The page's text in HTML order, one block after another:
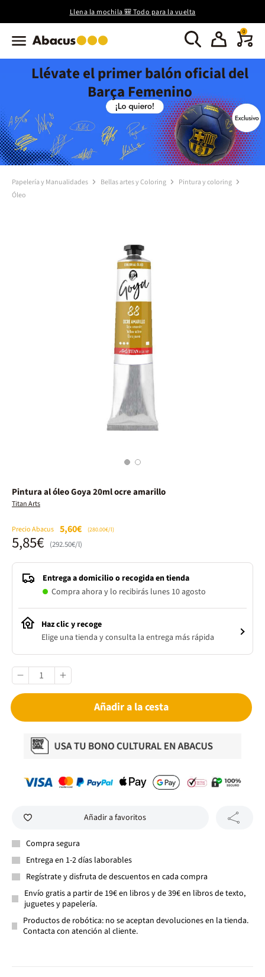
Llena la mochila 🎒 Todo para la vuelta
0
Llévate el primer balón oficial del
Barça Femenino
Papelería y Manualidades Bellas artes y Coloring
Pintura y coloring
Óleo
1 2
Pintura al óleo Goya 20ml ocre amarillo
Titan Arts
Precio Abacus 5,60€ (280.00€/l)
5,85€ (292.50€/l)
Entrega a domicilio o recogida en tienda
Compra ahora y lo recibirás lunes 10 agosto
Haz clic y recoge
Elige una tienda y consulta la entrega más rápida
Añadir a la cesta
Añadir a favoritos
Compra segura
Entrega en 1-2 días laborables
Regístrate y disfruta de descuentos en cada compra
Envío gratis a partir de 19€ en libros y de 39€ en libros de texto,
juguetes y papelería.
Productos de robótica: no se aceptan devoluciones en la tienda.
Contacta con atención al cliente.